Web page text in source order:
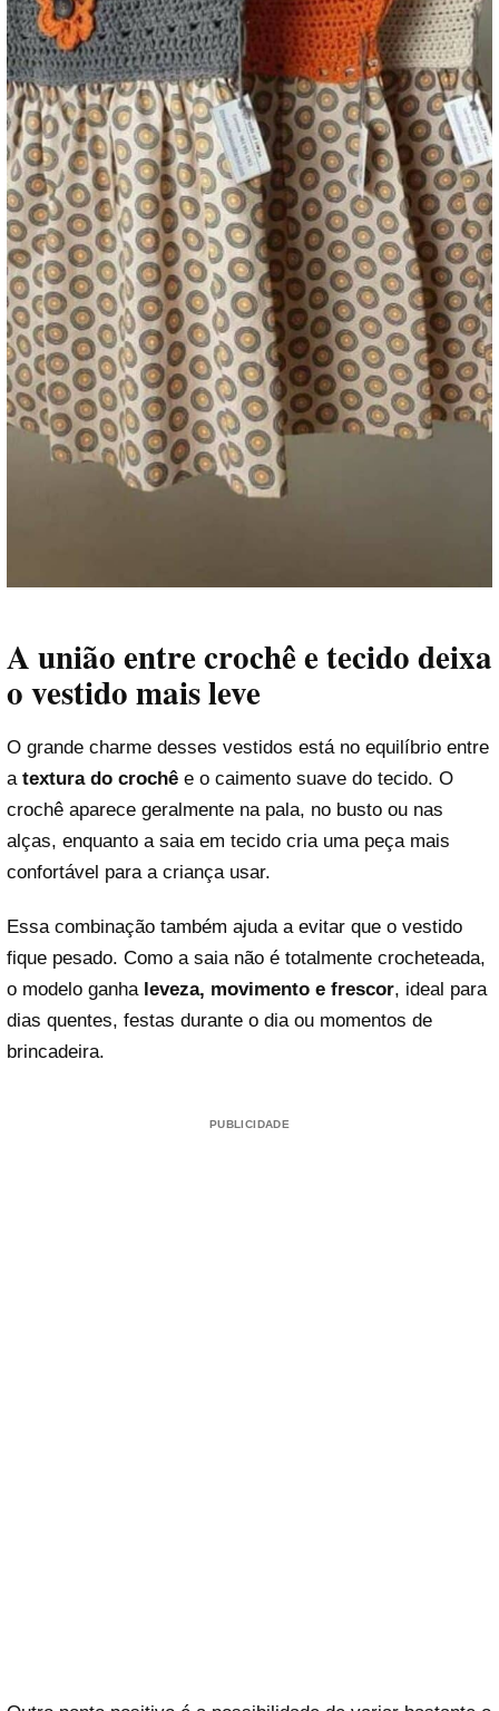
A união entre crochê e tecido deixa
o vestido mais leve
O grande charme desses vestidos está no equilíbrio entre
a textura do crochê e o caimento suave do tecido. O
crochê aparece geralmente na pala, no busto ou nas
alças, enquanto a saia em tecido cria uma peça mais
confortável para a criança usar.
Essa combinação também ajuda a evitar que o vestido
fique pesado. Como a saia não é totalmente crocheteada,
o modelo ganha leveza, movimento e frescor, ideal para
dias quentes, festas durante o dia ou momentos de
brincadeira.
PUBLICIDADE